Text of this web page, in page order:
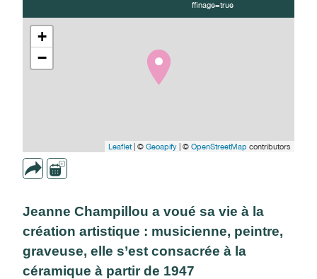
ffinage=true
+
−
Leaflet| © Geoapify | © OpenStreetMap contributors
Jeanne Champillou a voué sa vie à la
création artistique : musicienne, peintre,
graveuse, elle s’est consacrée à la
céramique à partir de 1947